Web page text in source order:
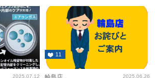
2025.07.12
11
2025.06.26